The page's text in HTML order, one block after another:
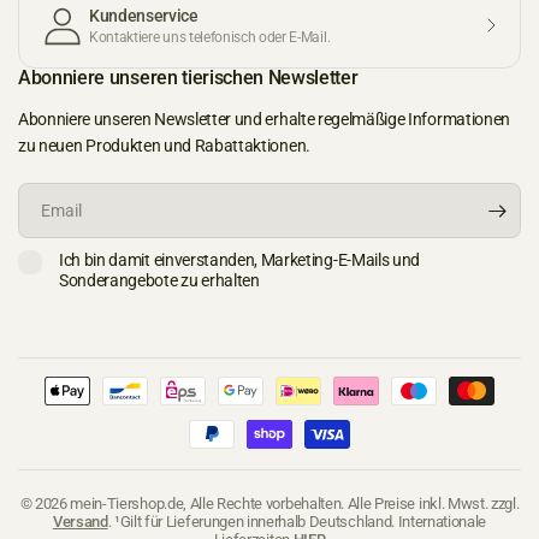
Kundenservice
Kontaktiere uns telefonisch oder E-Mail.
Abonniere unseren tierischen Newsletter
Abonniere unseren Newsletter und erhalte regelmäßige Informationen
zu neuen Produkten und Rabattaktionen.
Email
Ich bin damit einverstanden, Marketing-E-Mails und
Sonderangebote zu erhalten
© 2026 mein-Tiershop.de, Alle Rechte vorbehalten. Alle Preise inkl. Mwst. zzgl.
Versand . ¹Gilt für Lieferungen innerhalb Deutschland. Internationale